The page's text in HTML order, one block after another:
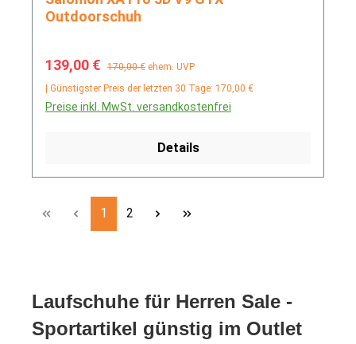
Outdoorschuh
Verkaufspreis:
139,00 € Regulärer Preis:
170,00 € ehem. UVP
| Günstigster Preis der letzten 30 Tage: 170,00 €
Preise inkl. MwSt. versandkostenfrei
Details
Seite
1 Seite
2
Laufschuhe für Herren Sale -
Sportartikel günstig im Outlet